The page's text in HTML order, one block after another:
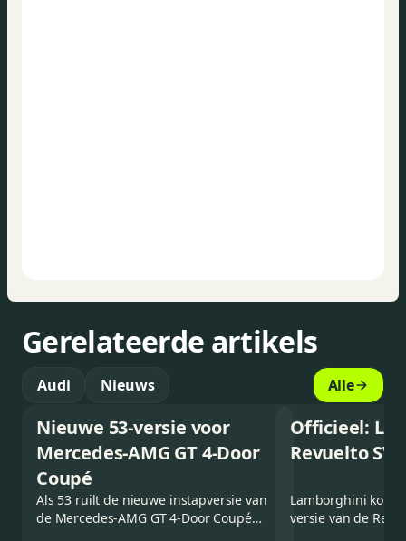
Gerelateerde artikels
Audi Nieuws Alle
Nieuwe 53-versie voor
Mercedes-AMG GT 4-Door
Coupé
Als 53 ruilt de nieuwe instapversie van
de Mercedes-AMG GT 4-Door Coupé
Officieel:
Revuelto SV
Lamborghini
versie van de